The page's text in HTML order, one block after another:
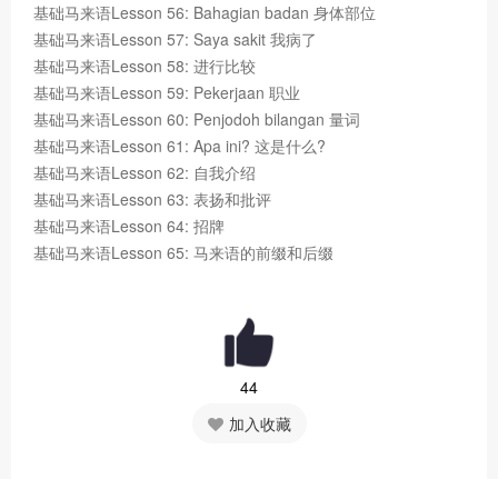
基础马来语Lesson 56: Bahagian badan 身体部位
基础马来语Lesson 57: Saya sakit 我病了
基础马来语Lesson 58: 进行比较
基础马来语Lesson 59: Pekerjaan 职业
基础马来语Lesson 60: Penjodoh bilangan 量词
基础马来语Lesson 61: Apa ini? 这是什么?
基础马来语Lesson 62: 自我介绍
基础马来语Lesson 63: 表扬和批评
基础马来语Lesson 64: 招牌
基础马来语Lesson 65: 马来语的前缀和后缀
44
加入收藏